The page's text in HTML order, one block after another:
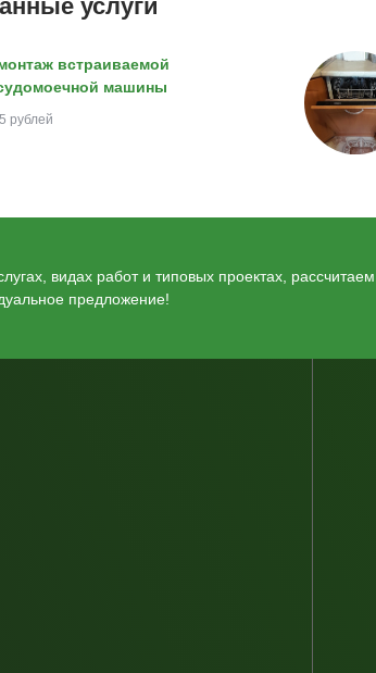
услуги
встраиваемой
машины
рублей
видах работ и типовых проектах, рассчитаем
предложение!